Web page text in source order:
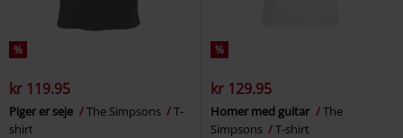
%
kr 119.95
Piger er seje The Simpsons
T-
shirt
%
kr 129.95
Homer med guitar
The
Simpsons
T-shirt